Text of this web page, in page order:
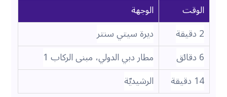
الوقت
الوجهة
2 دقيقة
ديرة سيتي سنتر
6 دقائق
مطار دبي الدولي، مبنى الركاب 1
14 دقيقة
الرشيديّة